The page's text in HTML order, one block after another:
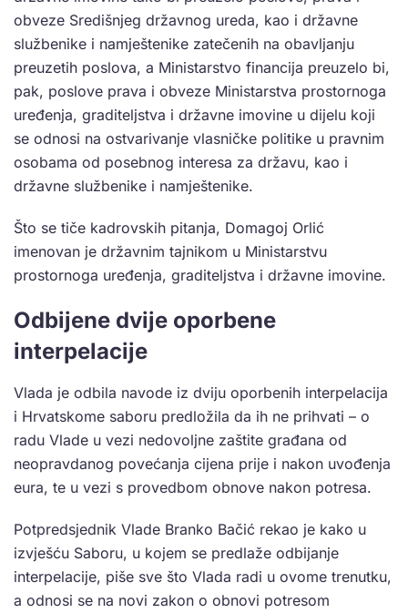
obveze Središnjeg državnog ureda, kao i državne
službenike i namještenike zatečenih na obavljanju
preuzetih poslova, a Ministarstvo financija preuzelo bi,
pak, poslove prava i obveze Ministarstva prostornoga
uređenja, graditeljstva i državne imovine u dijelu koji
se odnosi na ostvarivanje vlasničke politike u pravnim
osobama od posebnog interesa za državu, kao i
državne službenike i namještenike.
Što se tiče kadrovskih pitanja, Domagoj Orlić
imenovan je državnim tajnikom u Ministarstvu
prostornoga uređenja, graditeljstva i državne imovine.
Odbijene dvije oporbene
interpelacije
Vlada je odbila navode iz dviju oporbenih interpelacija
i Hrvatskome saboru predložila da ih ne prihvati – o
radu Vlade u vezi nedovoljne zaštite građana od
neopravdanog povećanja cijena prije i nakon uvođenja
eura, te u vezi s provedbom obnove nakon potresa.
Potpredsjednik Vlade Branko Bačić rekao je kako u
izvješću Saboru, u kojem se predlaže odbijanje
interpelacije, piše sve što Vlada radi u ovome trenutku,
a odnosi se na novi zakon o obnovi potresom